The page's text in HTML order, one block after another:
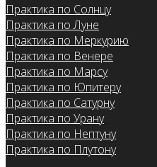
Практика по Солнцу
Практика по Луне
Практика по Меркурию
Практика по Венере
Практика по Марсу
Практика по Юпитеру
Практика по Сатурну
Практика по Урану
Практика по Нептуну
Практика по Плутону